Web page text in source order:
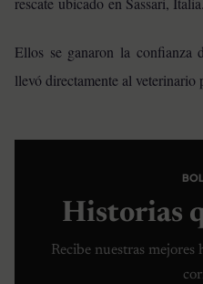
Ellos se ganaron la
llevó directamente al veterinario
Historias
Recibe nuestras mejores